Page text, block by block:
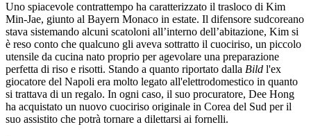
Uno spiacevole contrattempo ha caratterizzato il trasloco di Kim
Min-Jae, giunto al Bayern Monaco in estate. Il difensore sudcoreano
stava sistemando alcuni scatoloni all’interno dell’abitazione, Kim si
è reso conto che qualcuno gli aveva sottratto il cuociriso, un piccolo
utensile da cucina nato proprio per agevolare una preparazione
perfetta di riso e risotti. Stando a quanto riportato dalla Bild l'ex
giocatore del Napoli era molto legato all'elettrodomestico in quanto
si trattava di un regalo. In ogni caso, il suo procuratore, Dee Hong
ha acquistato un nuovo cuociriso originale in Corea del Sud per il
suo assistito che potrà tornare a dilettarsi ai fornelli.